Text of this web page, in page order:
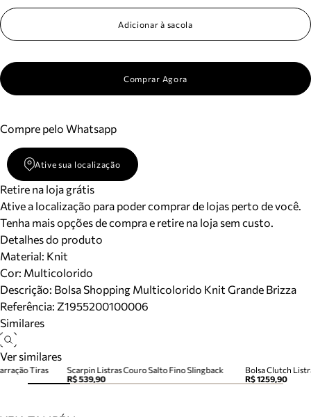
Adicionar à sacola
Comprar Agora
Compre pelo Whatsapp
Ative sua localização
Retire na loja grátis
Ative a localização para poder comprar de lojas perto de você.
Tenha mais opções de compra e retire na loja sem custo.
Detalhes do produto
Material: Knit
Cor: Multicolorido
Descrição: Bolsa Shopping Multicolorido Knit Grande Brizza
Referência: Z1955200100006
Similares
Ver similares
Scarpin Listras Couro Salto Fino Slingback
R$ 539,90
R$ 1259,90
Tiras